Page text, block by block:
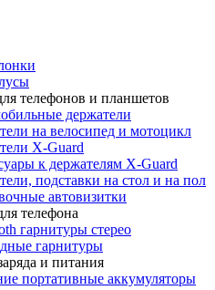
телефонов и планшетов
держатели
на велосипед и мотоцикл
X-Guard
к держателям X-Guard
подставки на стол и на пол
автовизитки
телефона
гарнитуры стерео
гарнитуры
и питания
портативные аккумуляторы